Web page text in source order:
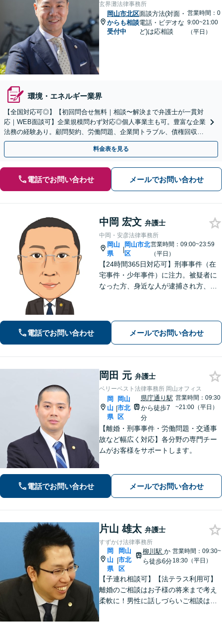
玄界灘法律事務所
岡山市北区
からも相談
受付中
面談方法(対面・
電話・ビデオな
ど)は応相談
営業時間：0
9:00~21:00
（平日）
環境・エネルギー業界
【全国対応可◎】【初回問合せ無料｜相談〜解決まで弁護士が一貫対
応｜WEB面談可】企業規模問わず対応◎個人事業主も可。豊富な企業
法務の経験あり。顧問契約、労働問題、企業間トラブル、債権回収、
契約書のリーガルチェック等、サポートします。
料金表を見る
電話でお問い合わせ メールでお問い合わせ
中岡 宏文 弁護士
中岡・安彦法律事務所
岡山
県
|
岡山市北
区
営業時間：09:00~23:59
（平日）
【24時間365日対応可】刑事事件（在
宅事件・少年事件）に注力。被疑者に
なった方、身近な人が逮捕され方、す
電話でお問い合わせ メールでお問い合わせ
岡田 元 弁護士
ベリーベスト法律事務所 岡山オフィス
岡
山
県
|
岡山
市北
区
県庁通り駅
から徒歩7
分
営業時間：09:30
~21:00（平日）
【離婚・刑事事件・労働問題・交通事
故など幅広く対応】各分野の専門チー
ムがお客様をサポートします。
電話でお問い合わせ メールでお問い合わせ
片山 雄太 弁護士
すずかけ法律事務所
岡
山
県
|
岡山
市北
区
柳川駅 か
ら徒歩6分
営業時間：09:30~
18:30（平日）
【子連れ相談可】【法テラス利用可】
離婚のご相談はお子様の将来まで考え
柔軟に！男性に話しづらいご相談は女